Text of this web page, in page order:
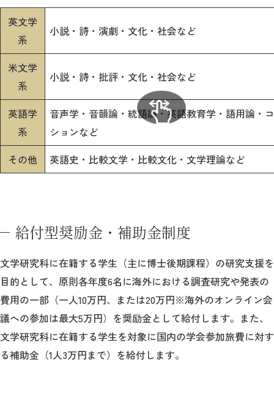
英文学
系
小説・詩・演劇・文化・社会など
米文学
系
小説・詩・批評・文化・社会など
英語学
系
音声学・音韻論・統語論・英語教育学・語用論・
ションなど
その他
英語史・比較文学・比較文化・文学理論など
給付型奨励金・補助金制度
文学研究科に在籍する学生（主に博士後期課程）の研究支援を
目的として、原則各年度6名に海外における調査研究や発表の
費用の一部（一人10万円、または20万円※海外のオンライン会
議への参加は最大5万円）を奨励金として給付します。また、
文学研究科に在籍する学生を対象に国内の学会参加旅費に対す
る補助金（1人3万円まで）を給付します。